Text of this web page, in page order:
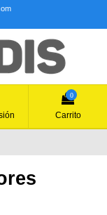
0
Carrito